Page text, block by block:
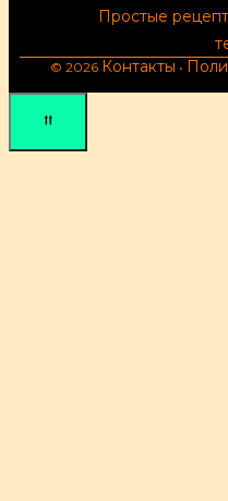
Простые
© 2026 Контакты •